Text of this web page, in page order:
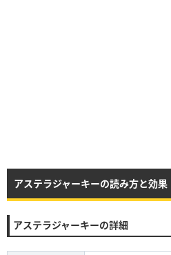
アステラジャーキーの読み方と効果
アステラジャーキーの詳細